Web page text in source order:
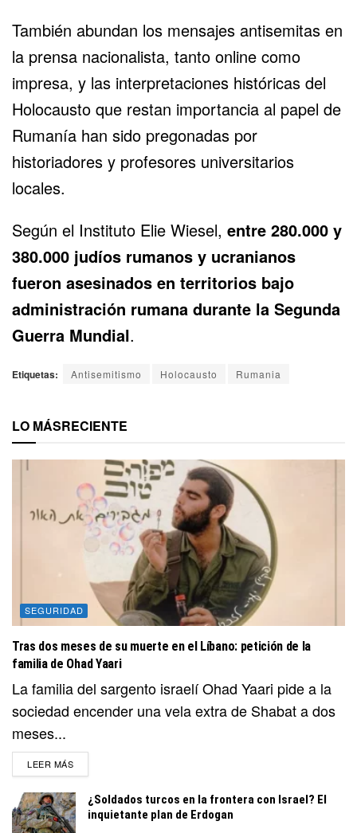
También abundan los mensajes antisemitas en
la prensa nacionalista, tanto online como
impresa, y las interpretaciones históricas del
Holocausto que restan importancia al papel de
Rumanía han sido pregonadas por
historiadores y profesores universitarios
locales.
Según el Instituto Elie Wiesel, entre 280.000 y
380.000 judíos rumanos y ucranianos
fueron asesinados en territorios bajo
administración rumana durante la Segunda
Guerra Mundial.
Etiquetas: Antisemitismo Holocausto Rumania
LO MÁSRECIENTE
SEGURIDAD
Tras dos meses de su muerte en el Líbano: petición de la
familia de Ohad Yaari
La familia del sargento israelí Ohad Yaari pide a la
sociedad encender una vela extra de Shabat a dos
meses...
LEER MÁSDETAILS
¿Soldados turcos en la frontera con Israel? El
inquietante plan de Erdogan